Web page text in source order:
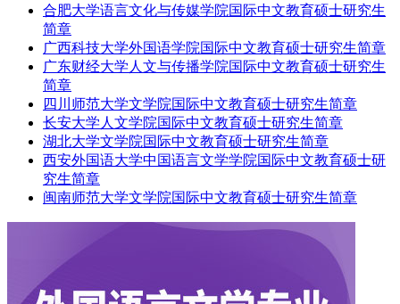
合肥大学语言文化与传媒学院国际中文教育硕士研究生
简章
广西科技大学外国语学院国际中文教育硕士研究生简章
广东财经大学人文与传播学院国际中文教育硕士研究生
简章
四川师范大学文学院国际中文教育硕士研究生简章
长安大学人文学院国际中文教育硕士研究生简章
湖北大学文学院国际中文教育硕士研究生简章
西安外国语大学中国语言文学学院国际中文教育硕士研
究生简章
闽南师范大学文学院国际中文教育硕士研究生简章